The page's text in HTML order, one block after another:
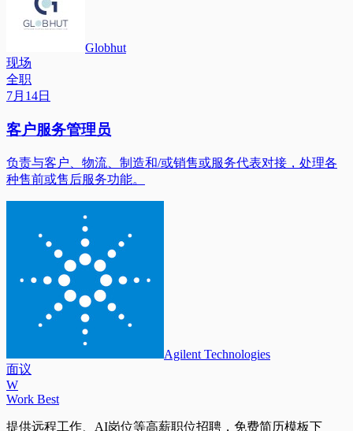
Globhut
现场
全职
7月14日
客户服务管理员
负责与客户、物流、制造和/或销售或服务代表对接，处理各
种售前或售后服务功能。
Agilent Technologies
面议
W
Work Best
提供远程工作、AI岗位等高薪职位招聘，免费简历模板下